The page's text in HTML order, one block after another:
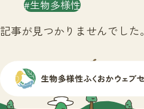
生物多様性
記事が見つかりませんでした。